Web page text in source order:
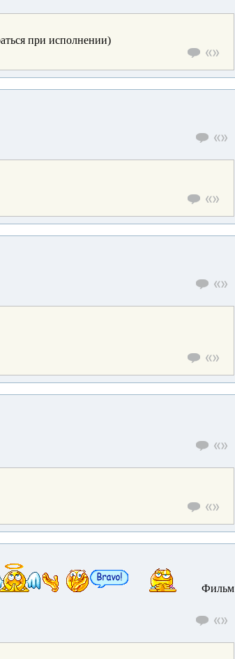
при исполнении)
Фильм